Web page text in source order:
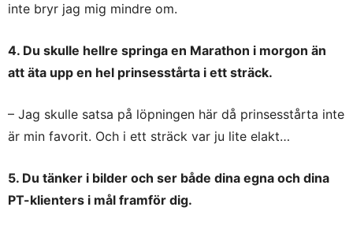
inte bryr jag mig mindre om.
4. Du skulle hellre springa en Marathon i morgon än
att äta upp en hel prinsesstårta i ett sträck.
– Jag skulle satsa på löpningen här då prinsesstårta inte
är min favorit. Och i ett sträck var ju lite elakt…
5. Du tänker i bilder och ser både dina egna och dina
PT-klienters i mål framför dig.